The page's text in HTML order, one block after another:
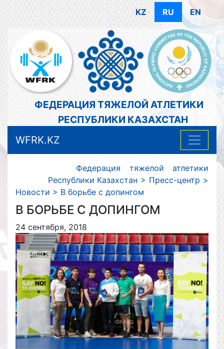
KZ RU EN
ФЕДЕРАЦИЯ ТЯЖЕЛОЙ АТЛЕТИКИ
РЕСПУБЛИКИ КАЗАХСТАН
WFRK.KZ
Федерация тяжелой атлетики
Республики Казахстан > Пресс-центр >
Новости > В борьбе с допингом
В БОРЬБЕ С ДОПИНГОМ
24 сентября, 2018